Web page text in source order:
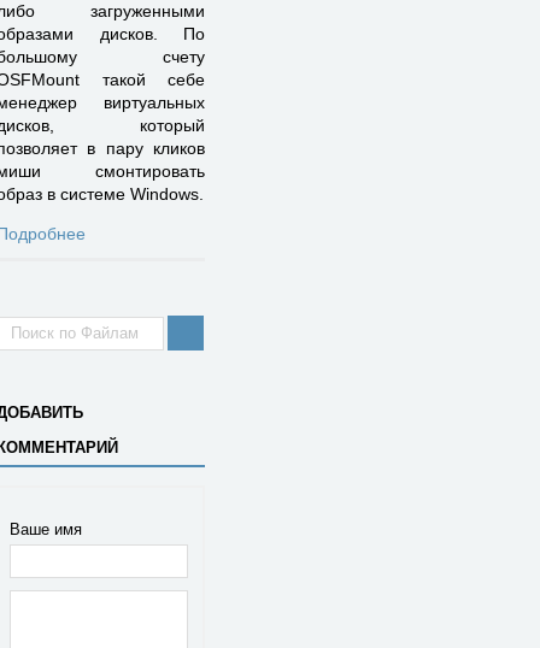
загруженными
дисков. По
счету
такой себе
виртуальных
который
в пару кликов
смонтировать
в системе Windows.
Ваше имя